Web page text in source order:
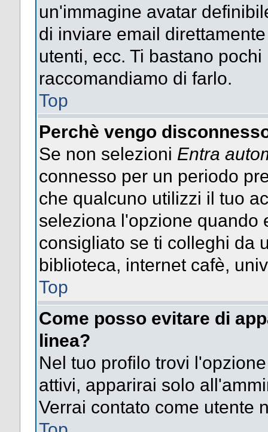
un'immagine avatar
di inviare email
utenti, ecc. Ti bastano
raccomandiamo di farlo.
Top
Perchè vengo
Se non selezioni Entra
connesso per un periodo
che qualcuno utilizzi il tuo
seleziona l'opzione quando
consigliato se ti colleghi da
biblioteca, internet cafè,
Top
Come posso evitare di
linea?
Nel tuo profilo trovi
attivi, apparirai solo
Verrai contato come utente